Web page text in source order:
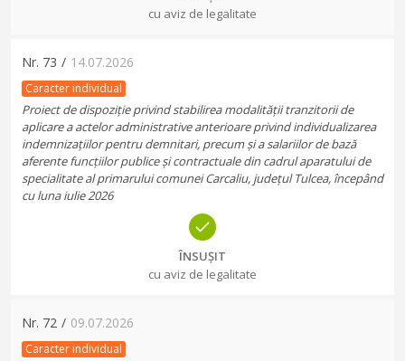
cu aviz de legalitate
Nr. 73 / 14.07.2026
Caracter individual
Proiect de dispoziție privind stabilirea modalității tranzitorii de
aplicare a actelor administrative anterioare privind individualizarea
indemnizațiilor pentru demnitari, precum și a salariilor de bază
aferente funcțiilor publice și contractuale din cadrul aparatului de
specialitate al primarului comunei Carcaliu, județul Tulcea, începând
cu luna iulie 2026
ÎNSUȘIT
cu aviz de legalitate
Nr. 72 / 09.07.2026
Caracter individual